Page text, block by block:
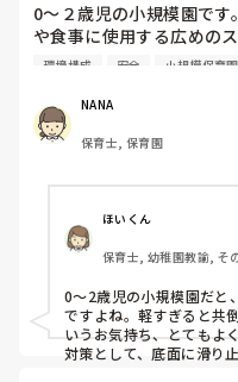
0〜２歳児の小規模園で
や食事に使用する広めの
り回ったりして落ち着か
うな素材で軽いので、ち
まり立ちが不安定な子に
す。かと言って固定して
しっかりした重いものを
い勝手が悪く、子どもが
ました。
皆さんの園ではどんなも
環境構成 安全 小規模保育園
NANA
保育士, 保育園
ほいくん
保育士, 幼稚園教諭, そ
0〜2歳児の小規模園だと
ですよね。軽すぎると共
いうお気持ち、とてもよ
対策として、底面に滑り